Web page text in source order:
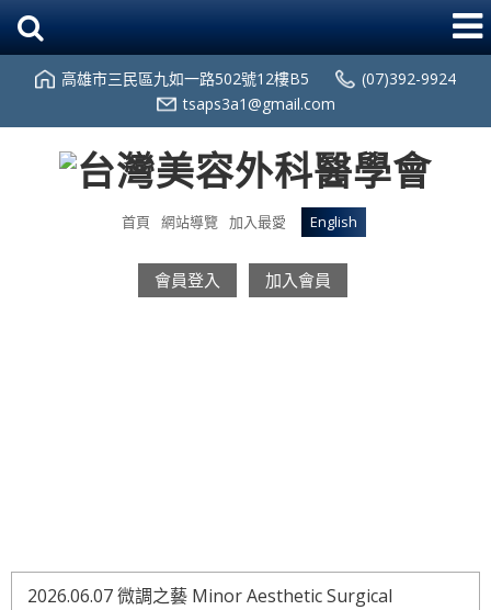
高雄市三民區九如一路502號12樓B5
(07)392-9924
tsaps3a1@gmail.com
首頁 網站導覽 加入最愛 English
會員登入 加入會員
2026.06.07 微調之藝 Minor Aesthetic Surgical